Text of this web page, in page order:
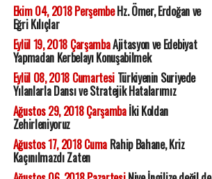
Ekim 04, 2018 PerşembeHz. Ömer, Erdoğan ve
Eğri Kılıçlar
Eylül 19, 2018 ÇarşambaAjitasyon ve Edebiyat
Yapmadan Kerbelayı Konuşabilmek
Eylül 08, 2018 CumartesiTürkiyenin Suriyede
Yılanlarla Dansı ve Stratejik Hatalarımız
Ağustos 29, 2018 Çarşambaİki Koldan
Zehirleniyoruz
Ağustos 17, 2018 CumaRahip Bahane, Kriz
Kaçınılmazdı Zaten